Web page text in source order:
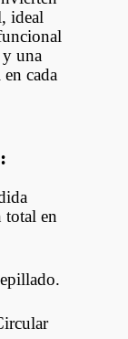
ideal
una
cada
total en